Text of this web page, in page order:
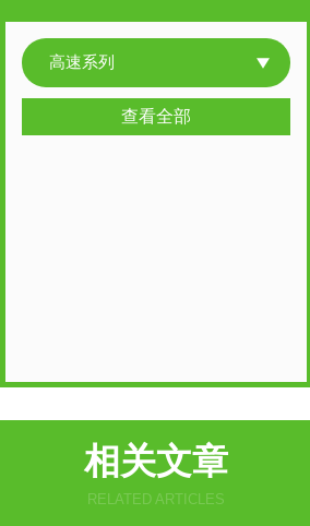
高速系列
查看全部
相关文章
RELATED ARTICLES